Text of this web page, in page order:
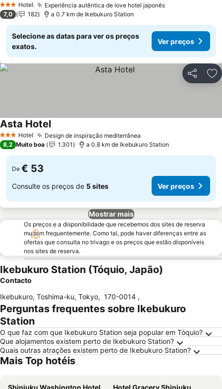
3 EstrelasHotel Experiência autêntica de love hotel japonês
7,0 182 a 0.7 km de Ikebukuro Station
Selecione as datas para ver os preços
exatos.
Ver preços
Partilhar
3 EstrelasHotel Design de inspiração mediterrânea
Asta Hotel
8,2 Muito boa 1.301 a 0.8 km de Ikebukuro Station
De € 53
Consulte os preços de 5 sites Ver preços
Mostrar mais
Os preços e a disponibilidade que recebemos dos sites de reserva
mudam frequentemente. Como tal, pode haver diferenças entre as
ofertas que consulta no trivago e os preços que estão disponíveis
nos sites de reserva.
Ikebukuro Station (Tóquio, Japão)
Contacto
Ikebukuro, Toshima-ku, Tokyo, 170-0014 ,
Perguntas frequentes sobre Ikebukuro
Station
O que faz com que Ikebukuro Station seja popular em Tóquio?
Que alojamentos existem perto de Ikebukuro Station?
Quais outras atrações existem perto de Ikebukuro Station?
Mais Top hotéis
Shinjuku Washington Hotel
Hotel Gracery Shinjuku